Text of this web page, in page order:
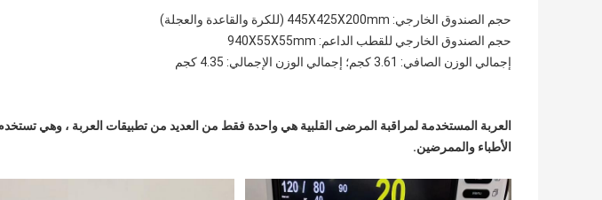
حجم الصندوق الخارجي: 445X425X200mm (للكرة والقاعدة والعجلة)
حجم الصندوق الخارجي للقطب الداعم: 940X55X55mm
إجمالي الوزن الصافي: 3.61 كجم؛ إجمالي الوزن الإجمالي: 4.35 كجم
العربة المستخدمة لمراقبة المرضى القلبية هي واحدة فقط من العديد من تطبيقات العربة ، وهي
الأطباء والممرضين.